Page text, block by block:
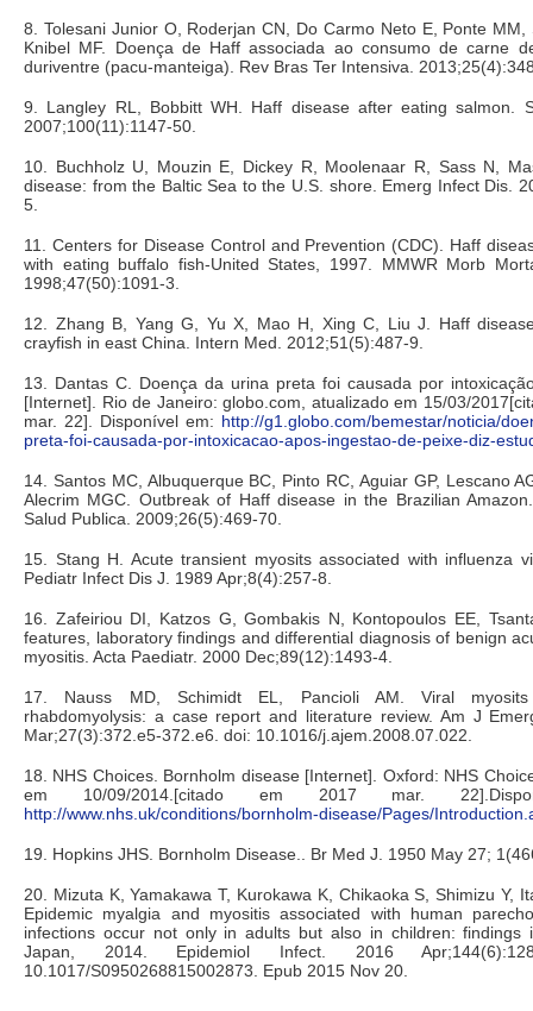
8. Tolesani Junior O, Roderjan CN, Do Carmo Neto E, Ponte MM,
Knibel MF. Doença de Haff associada ao consumo de carne
duriventre (pacu-manteiga). Rev Bras Ter Intensiva.
9. Langley RL, Bobbitt WH. Haff disease after eating salmon.
2007;100(11):1147-50.
10. Buchholz U, Mouzin E, Dickey R, Moolenaar R, Sass N,
disease: from the Baltic Sea to the U.S. shore. Emerg Infect Dis.
5.
11. Centers for Disease Control and Prevention (CDC). Haff
with eating buffalo fish-United States, 1997. MMWR Morb
1998;47(50):1091-3.
12. Zhang B, Yang G, Yu X, Mao H, Xing C, Liu J. Haff
crayfish in east China. Intern Med. 2012;51(5):487-9.
13. Dantas C. Doença da urina preta foi causada por
[Internet]. Rio de Janeiro: globo.com, atualizado em 15/03/
mar. 22]. Disponível em: http://g1.globo.com/bemestar/noticia/
preta-foi-causada-por-intoxicacao-apos-ingestao-de-peixe-diz-
14. Santos MC, Albuquerque BC, Pinto RC, Aguiar GP, Lescano
Alecrim MGC. Outbreak of Haff disease in the Brazilian
Salud Publica. 2009;26(5):469-70.
15. Stang H. Acute transient myosits associated with influenza
Pediatr Infect Dis J. 1989 Apr;8(4):257-8.
16. Zafeiriou DI, Katzos G, Gombakis N, Kontopoulos EE,
features, laboratory findings and differential diagnosis of benign
myositis. Acta Paediatr. 2000 Dec;89(12):1493-4.
17. Nauss MD, Schimidt EL, Pancioli AM. Viral
rhabdomyolysis: a case report and literature review. Am J
Mar;27(3):372.e5-372.e6. doi: 10.1016/j.ajem.2008.07.022.
18. NHS Choices. Bornholm disease [Internet]. Oxford: NHS
em 10/09/2014.[citado em 2017 mar.
http://www.nhs.uk/conditions/bornholm-disease/Pages/
19. Hopkins JHS. Bornholm Disease.. Br Med J. 1950 May 27;
20. Mizuta K, Yamakawa T, Kurokawa K, Chikaoka S, Shimizu Y,
Epidemic myalgia and myositis associated with human
infections occur not only in adults but also in children: findings
Japan, 2014. Epidemiol Infect. 2016
10.1017/S0950268815002873. Epub 2015 Nov 20.